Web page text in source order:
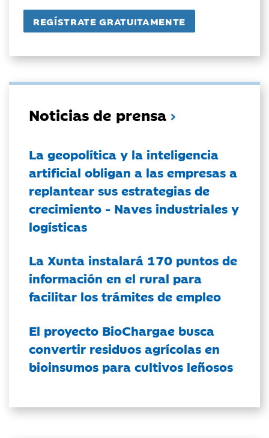
Noticias de prensa
La geopolítica y la inteligencia
artificial obligan a las empresas a
replantear sus estrategias de
crecimiento - Naves industriales y
logísticas
La Xunta instalará 170 puntos de
información en el rural para
facilitar los trámites de empleo
El proyecto BioChargae busca
convertir residuos agrícolas en
bioinsumos para cultivos leñosos